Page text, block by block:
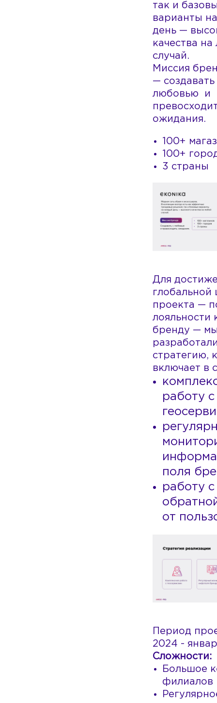
так и
варианты
день —
качества
случай.
Миссия
— создавать
любовью и
ожидания.
100+
100+
3 страны
Для
глобальной
проекта —
лояльности
бренду —
стратегию,
включает в
работу с
поля
работу с
от
Период
2024 -
Сложности:
Большое
филиалов